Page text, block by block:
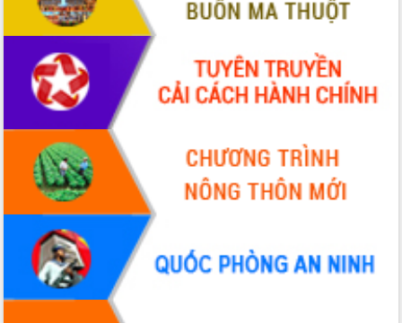
Gặp mặt các cơ quan báo chí nhân Kỷ
niệm 101 năm Ngày Báo chí Cách
Đắk Lắk sơ kết 4 năm triển khai thực
hiện Đề án 06 của Chính phủ
Họp báo thông tin về Hội nghị Công bố
Quy hoạch và Xúc tiến đầu tư tỉnh Đắk
Khơi thông điểm nghẽn, đẩy nhanh
giải ngân vốn khắc phục thiên tai
HĐND tỉnh thông qua điều chỉnh Quy
hoạch tỉnh thời kỳ 2021-2030
Hội thảo góp ý hồ sơ điều chỉnh quy
hoạch tỉnh Đắk Lắk thời kỳ 2021-2030,
tầm nhìn đến năm 2050
Nâng cao hiệu quả hoạt động của các